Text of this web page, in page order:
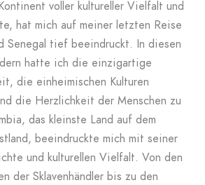
voller kultureller Vielfalt und
hat mich auf meiner letzten Reise
Senegal tief beeindruckt. In diesen
hatte ich die einzigartige
die einheimischen Kulturen
die Herzlichkeit der Menschen zu
das kleinste Land auf dem
beeindruckte mich mit seiner
und kulturellen Vielfalt. Von den
der Sklavenhändler bis zu den